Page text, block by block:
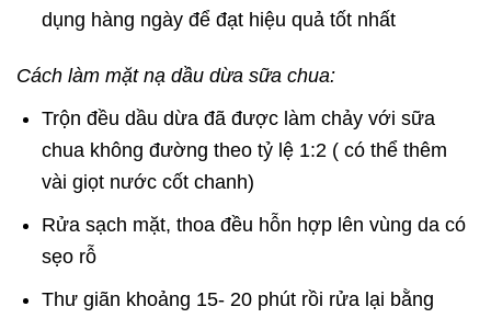
dụng hàng ngày để đạt hiệu quả tốt nhất
Cách làm mặt nạ dầu dừa sữa chua:
Trộn đều dầu dừa đã được làm chảy với sữa
chua không đường theo tỷ lệ 1:2 ( có thể thêm
vài giọt nước cốt chanh)
Rửa sạch mặt, thoa đều hỗn hợp lên vùng da có
sẹo rỗ
Thư giãn khoảng 15- 20 phút rồi rửa lại bằng